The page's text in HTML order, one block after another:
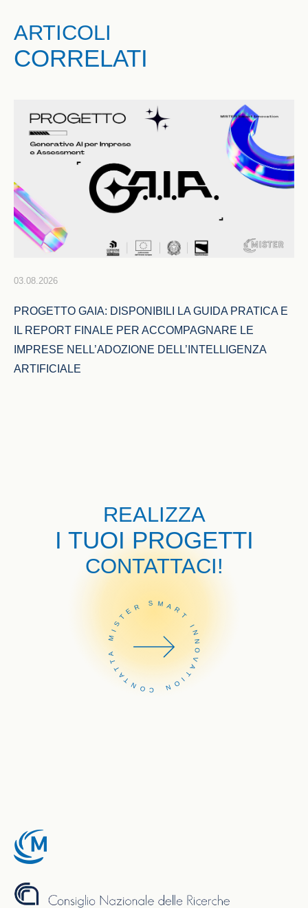
ARTICOLI
CORRELATI
03.08.2026
PROGETTO GAIA: DISPONIBILI LA GUIDA PRATICA E
IL REPORT FINALE PER ACCOMPAGNARE LE
IMPRESE NELL’ADOZIONE DELL’INTELLIGENZA
ARTIFICIALE
REALIZZA
I TUOI PROGETTI
CONTATTACI!
CONTATTA MISTER SMART INNOVATION